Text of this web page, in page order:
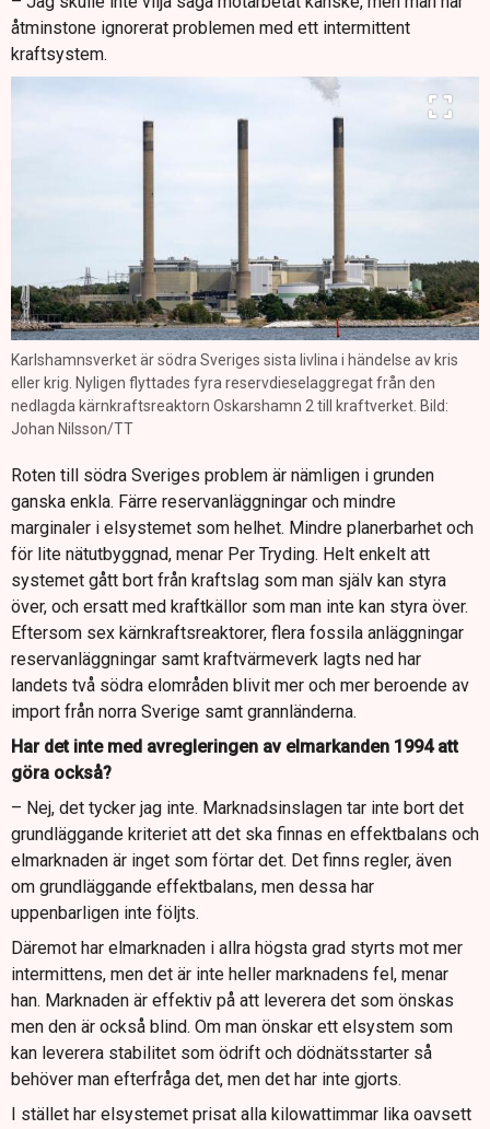
åtminstone ignorerat problemen med ett intermittent
kraftsystem.
Karlshamnsverket är södra Sveriges sista livlina i händelse av kris
eller krig. Nyligen flyttades fyra reservdieselaggregat från den
nedlagda kärnkraftsreaktorn Oskarshamn 2 till kraftverket. Bild:
Johan Nilsson/TT
Roten till södra Sveriges problem är nämligen i grunden
ganska enkla. Färre reservanläggningar och mindre
marginaler i elsystemet som helhet. Mindre planerbarhet och
för lite nätutbyggnad, menar Per Tryding. Helt enkelt att
systemet gått bort från kraftslag som man själv kan styra
över, och ersatt med kraftkällor som man inte kan styra över.
Eftersom sex kärnkraftsreaktorer, flera fossila anläggningar
reservanläggningar samt kraftvärmeverk lagts ned har
landets två södra elområden blivit mer och mer beroende av
import från norra Sverige samt grannländerna.
Har det inte med avregleringen av elmarkanden 1994 att
göra också?
– Nej, det tycker jag inte. Marknadsinslagen tar inte bort det
grundläggande kriteriet att det ska finnas en effektbalans och
elmarknaden är inget som förtar det. Det finns regler, även
om grundläggande effektbalans, men dessa har
uppenbarligen inte följts.
Däremot har elmarknaden i allra högsta grad styrts mot mer
intermittens, men det är inte heller marknadens fel, menar
han. Marknaden är effektiv på att leverera det som önskas
men den är också blind. Om man önskar ett elsystem som
kan leverera stabilitet som ödrift och dödnätsstarter så
behöver man efterfråga det, men det har inte gjorts.
I stället har elsystemet prisat alla kilowattimmar lika oavsett